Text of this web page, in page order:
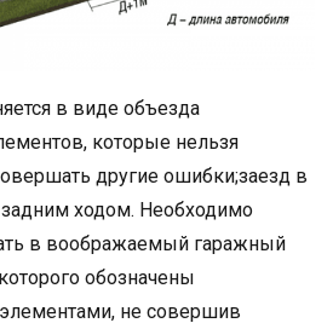
в виде объезда
которые нельзя
другие ошибки;заезд в
ходом. Необходимо
в воображаемый гаражный
обозначены
не совершив